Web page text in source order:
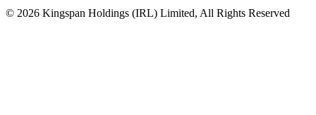
© 2026 Kingspan Holdings (IRL) Limited, All Rights Reserved